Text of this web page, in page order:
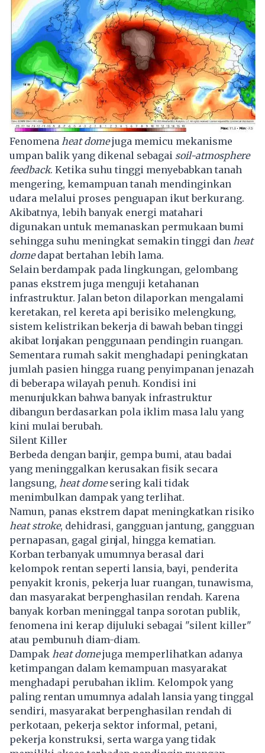
Fenomena heat domejuga memicu mekanisme
umpan balik yang dikenal sebagai soil-atmosphere
feedback. Ketika suhu tinggi menyebabkan tanah
mengering, kemampuan tanah mendinginkan
udara melalui proses penguapan ikut berkurang.
Akibatnya, lebih banyak energi matahari
digunakan untuk memanaskan permukaan bumi
sehingga suhu meningkat semakin tinggi dan heat
domedapat bertahan lebih lama.
Selain berdampak pada lingkungan, gelombang
panas ekstrem juga menguji ketahanan
infrastruktur. Jalan beton dilaporkan mengalami
keretakan, rel kereta api berisiko melengkung,
sistem kelistrikan bekerja di bawah beban tinggi
akibat lonjakan penggunaan pendingin ruangan.
Sementara rumah sakit menghadapi peningkatan
jumlah pasien hingga ruang penyimpanan jenazah
di beberapa wilayah penuh. Kondisi ini
menunjukkan bahwa banyak infrastruktur
dibangun berdasarkan pola iklim masa lalu yang
kini mulai berubah.
Silent Killer
Berbeda dengan banjir, gempa bumi, atau badai
yang meninggalkan kerusakan fisik secara
langsung, heat domesering kali tidak
menimbulkan dampak yang terlihat.
Namun, panas ekstrem dapat meningkatkan risiko
heat stroke, dehidrasi, gangguan jantung, gangguan
pernapasan, gagal ginjal, hingga kematian.
Korban terbanyak umumnya berasal dari
kelompok rentan seperti lansia, bayi, penderita
penyakit kronis, pekerja luar ruangan, tunawisma,
dan masyarakat berpenghasilan rendah. Karena
banyak korban meninggal tanpa sorotan publik,
fenomena ini kerap dijuluki sebagai "silent killer"
atau pembunuh diam-diam.
Dampak heat domejuga memperlihatkan adanya
ketimpangan dalam kemampuan masyarakat
menghadapi perubahan iklim. Kelompok yang
paling rentan umumnya adalah lansia yang tinggal
sendiri, masyarakat berpenghasilan rendah di
perkotaan, pekerja sektor informal, petani,
pekerja konstruksi, serta warga yang tidak